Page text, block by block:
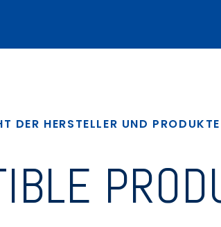
DER HERSTELLER UND PRODUKTE